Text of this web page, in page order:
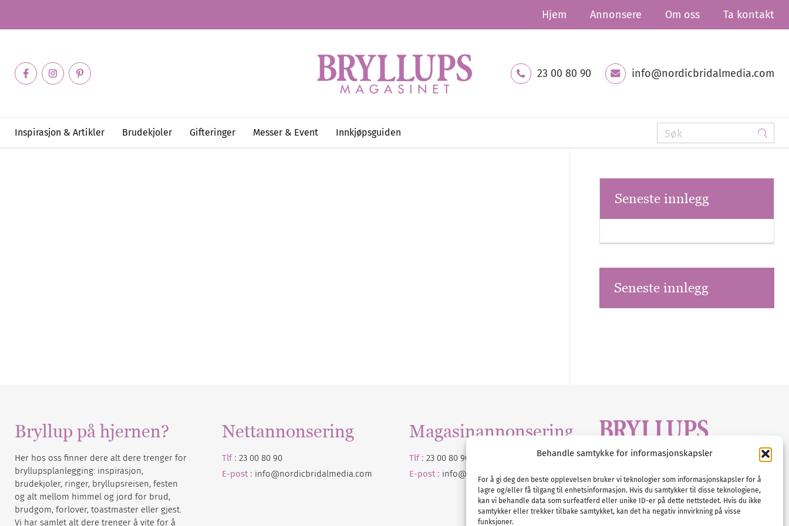
Behandle samtykke for informasjonskapsler
For å gi deg den beste opplevelsen bruker vi teknologier som informasjonskapsler for å
lagre og/eller få tilgang til enhetsinformasjon. Hvis du samtykker til disse teknologiene,
kan vi behandle data som surfeatferd eller unike ID-er på dette nettstedet. Hvis du ikke
samtykker eller trekker tilbake samtykket, kan det ha negativ innvirkning på visse
funksjoner.
Hjem Annonsere Om oss Ta kontakt
23 00 80 90 info@nordicbridalmedia.com
Inspirasjon & Artikler Brudekjoler Gifteringer Messer & Event Innkjøpsguiden
Seneste innlegg
Seneste innlegg
Bryllup på hjernen?
Her hos oss finner dere alt dere trenger for
bryllupsplanlegging: inspirasjon,
brudekjoler, ringer, bryllupsreisen, festen
og alt mellom himmel og jord for brud,
brudgom, forlover, toastmaster eller gjest.
Vi har samlet alt dere trenger å vite for å
Nettannonsering
Tlf : 23 00 80 90
E-post : info@nordicbridalmedia.com
Magasinannonsering
Tlf : 23 00 80 90
E-post : info@ nordicbridalmedia
E-post :info@nordicbridalmedia.com
Bryllupsmagasinet Norge
© All rights reserved.
VAT: NO911740648